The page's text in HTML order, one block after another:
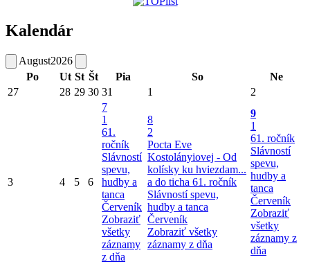
Kalendár
August2026
Po
Ut St Št Pia So
Ne
27
28 29 30 31 1 2
3 4 5 6
7
1
61.
ročník
Slávností
spevu,
hudby a
tanca
Červeník
Zobraziť
všetky
záznamy
z dňa
8
2
Pocta Eve
Kostolányiovej - Od
kolísky ku hviezdam...
a do ticha 61. ročník
Slávností spevu,
hudby a tanca
Červeník
Zobraziť všetky
záznamy z dňa
9
1
61. ročník
Slávností
spevu,
hudby a
tanca
Červeník
Zobraziť
všetky
záznamy z
dňa